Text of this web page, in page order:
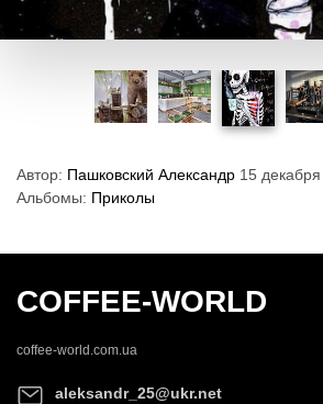
Автор: Пашковский Александр 15
Альбомы: Приколы
COFFEE-WORLD
coffee-world.com.ua
aleksandr_25@ukr.net